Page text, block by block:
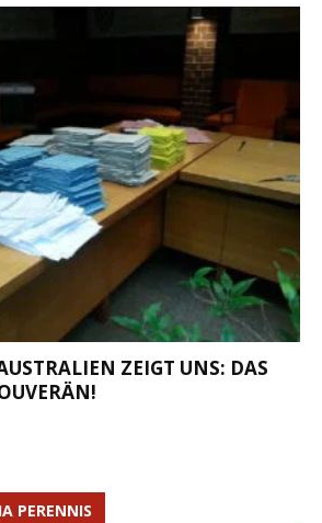
ZEIGT UNS: DAS
PERENNIS